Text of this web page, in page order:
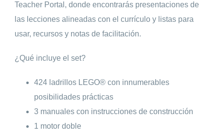
Teacher Portal, donde encontrarás presentaciones de
las lecciones alineadas con el currículo y listas para
usar, recursos y notas de facilitación.
¿Qué incluye el set?
424 ladrillos LEGO® con innumerables
posibilidades prácticas
3 manuales con instrucciones de construcción
1 motor doble